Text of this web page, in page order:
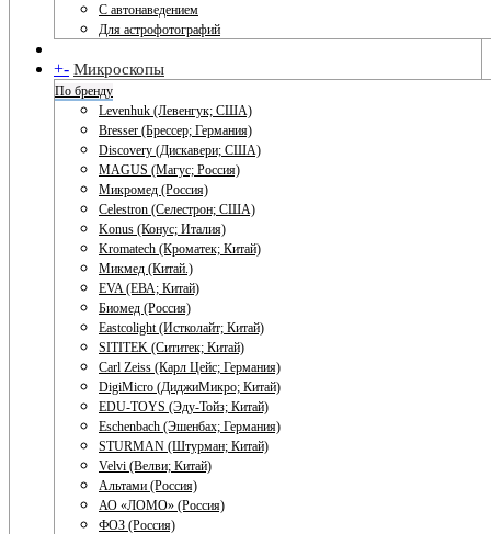
С автонаведением
Для астрофотографий
+- Микроскопы
По бренду
Levenhuk (Левенгук; США)
Bresser (Брессер; Германия)
Discovery (Дискавери; США)
MAGUS (Магус; Россия)
Микромед (Россия)
Celestron (Селестрон; США)
Konus (Конус; Италия)
Kromatech (Кроматек; Китай)
Микмед (Китай.)
EVA (ЕВА; Китай)
Биомед (Россия)
Eastcolight (Истколайт; Китай)
SITITEK (Сититек; Китай)
Carl Zeiss (Карл Цейс; Германия)
DigiMicro (ДиджиМикро; Китай)
EDU-TOYS (Эду-Тойз; Китай)
Eschenbach (Эшенбах; Германия)
STURMAN (Штурман; Китай)
Velvi (Велви; Китай)
Альтами (Россия)
АО «ЛОМО» (Россия)
ФОЗ (Россия)